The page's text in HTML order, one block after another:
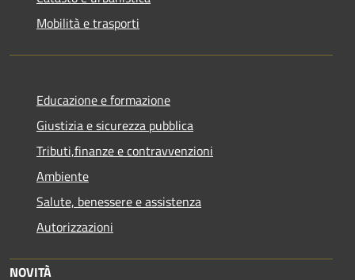
Mobilità e trasporti
Educazione e formazione
Giustizia e sicurezza pubblica
Tributi,finanze e contravvenzioni
Ambiente
Salute, benessere e assistenza
Autorizzazioni
NOVITÀ